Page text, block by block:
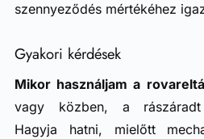
szennyeződés mértékéhez
Gyakori kérdések
Mikor használjam a
vagy közben, a rászáradt
Hagyja hatni, mielőtt